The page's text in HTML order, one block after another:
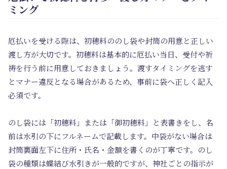
ミング
厄払いを受ける際は、初穂料ののし袋や封筒の用意と正しい
渡し方が大切です。初穂料は基本的に厄払い当日、受付や祈
祷を行う前に用意しておきましょう。渡すタイミングを逃す
とマナー違反となる場合があるため、事前に袋へ正しく記入
必須です。
のし袋には「初穂料」または「御初穂料」と表書きをし、名
前は水引の下にフルネームで記載します。中袋がない場合は
封筒裏面左下に住所・氏名・金額を書くのが丁寧です。のし
袋の種類は蝶結び水引きが一般的ですが、神社ごとの指示が